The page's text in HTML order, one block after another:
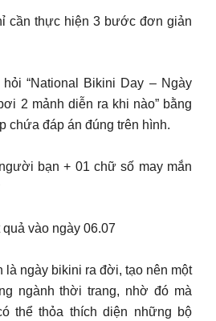
cần thực hiện 3 bước đơn giản
“National Bikini Day – Ngày
2 mảnh diễn ra khi nào” bằng
chứa đáp án đúng trên hình.
bạn + 01 chữ số may mắn
vào ngày 06.07
là ngày bikini ra đời, tạo nên một
ngành thời trang, nhờ đó mà
thể thỏa thích diện những bộ